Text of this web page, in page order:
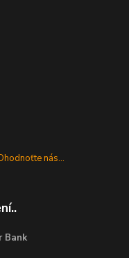
nás...
Bank